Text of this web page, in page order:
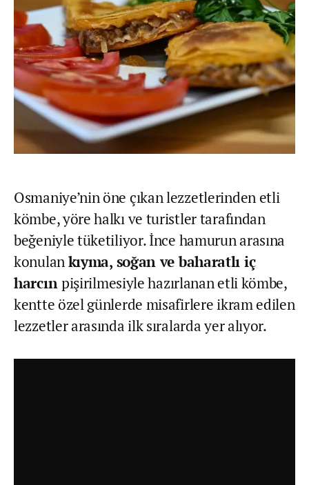
Osmaniye’nin öne çıkan lezzetlerinden etli
kömbe, yöre halkı ve turistler tarafından
beğeniyle tüketiliyor. İnce hamurun arasına
konulan kıyma, soğan ve baharatlı iç
harcın pişirilmesiyle hazırlanan etli kömbe,
kentte özel günlerde misafirlere ikram edilen
lezzetler arasında ilk sıralarda yer alıyor.